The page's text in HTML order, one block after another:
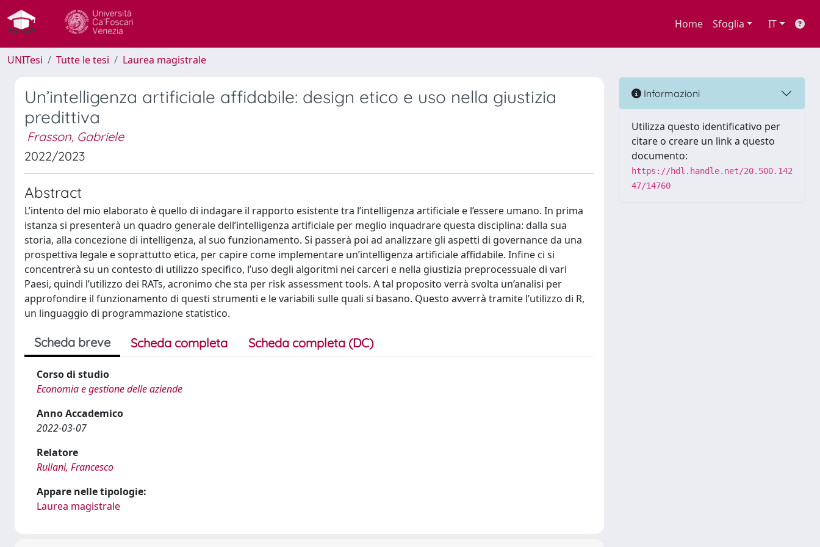
Home Sfoglia IT
UNITesi Tutte le tesi Laurea magistrale
Un’intelligenza artificiale affidabile: design etico e uso nella giustizia
predittiva
Frasson, Gabriele
2022/2023
Abstract
L’intento del mio elaborato è quello di indagare il rapporto esistente tra l’intelligenza artificiale e l’essere umano. In prima
istanza si presenterà un quadro generale dell’intelligenza artificiale per meglio inquadrare questa disciplina: dalla sua
storia, alla concezione di intelligenza, al suo funzionamento. Si passerà poi ad analizzare gli aspetti di governance da una
prospettiva legale e soprattutto etica, per capire come implementare un’intelligenza artificiale affidabile. Infine ci si
concentrerà su un contesto di utilizzo specifico, l’uso degli algoritmi nei carceri e nella giustizia preprocessuale di vari
Paesi, quindi l’utilizzo dei RATs, acronimo che sta per risk assessment tools. A tal proposito verrà svolta un’analisi per
approfondire il funzionamento di questi strumenti e le variabili sulle quali si basano. Questo avverrà tramite l’utilizzo di R,
un linguaggio di programmazione statistico.
Scheda breve Scheda completa Scheda completa (DC)
Corso di studio
Economia e gestione delle aziende
Anno Accademico
2022-03-07
Relatore
Rullani, Francesco
Appare nelle tipologie:
Laurea magistrale
Informazioni
Utilizza questo identificativo per
citare o creare un link a questo
documento:
https://hdl.handle.net/20.500.142
47/14760